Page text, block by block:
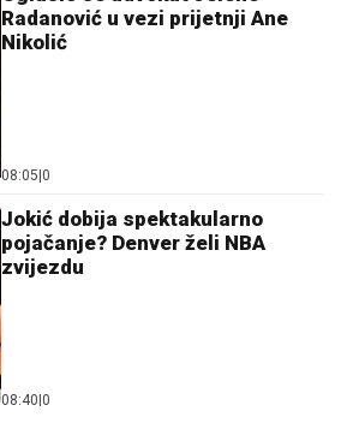
Radanović u vezi prijetnji Ane
Nikolić
08:05|0
Jokić dobija spektakularno
pojačanje? Denver želi NBA
zvijezdu
08:40|0